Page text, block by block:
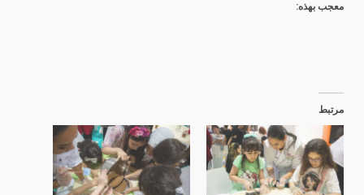
معجب بهذه:
مرتبط